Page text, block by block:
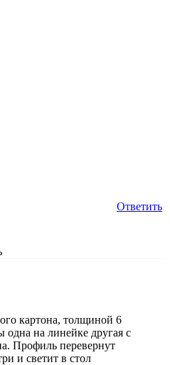
Ответить
картона, толщиной 6
одна на линейке другая с
Профиль перевернут
и светит в стол